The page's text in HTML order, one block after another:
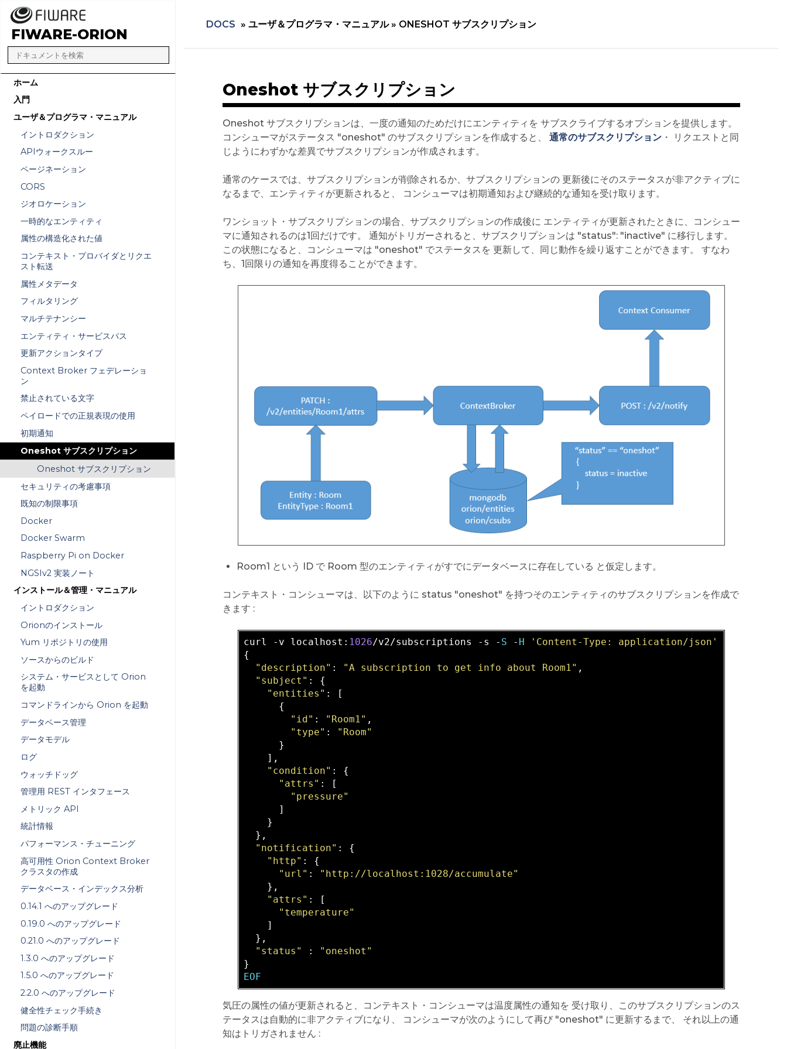
FIWARE-ORION
ホーム
入門
ユーザ＆プログラマ・マニュアル
イントロダクション
APIウォークスルー
ページネーション
CORS
ジオロケーション
一時的なエンティティ
属性の構造化された値
コンテキスト・プロバイダとリクエ
スト転送
属性メタデータ
フィルタリング
マルチテナンシー
エンティティ・サービスパス
更新アクションタイプ
Context Broker フェデレーショ
ン
禁止されている文字
ペイロードでの正規表現の使用
初期通知
Oneshot サブスクリプション
Oneshot サブスクリプション
セキュリティの考慮事項
既知の制限事項
Docker
Docker Swarm
Raspberry Pi on Docker
NGSIv2 実装ノート
インストール＆管理・マニュアル
イントロダクション
Orionのインストール
Yum リポジトリの使用
ソースからのビルド
システム・サービスとして Orion
を起動
コマンドラインから Orion を起動
データベース管理
データモデル
ログ
ウォッチドッグ
管理用 REST インタフェース
メトリック API
統計情報
パフォーマンス・チューニング
高可用性 Orion Context Broker
クラスタの作成
データベース・インデックス分析
0.14.1 へのアップグレード
0.19.0 へのアップグレード
0.21.0 へのアップグレード
1.3.0 へのアップグレード
1.5.0 へのアップグレード
2.2.0 へのアップグレード
健全性チェック手続き
問題の診断手順
廃止機能
DOCS » ユーザ＆プログラマ・マニュアル » ONESHOT サブスクリプション
Oneshot サブスクリプション
Oneshot サブスクリプションは、一度の通知のためだけにエンティティを サブスクライブするオプションを提供します。
コンシューマがステータス "oneshot" のサブスクリプションを作成すると、 通常のサブスクリプション・ リクエストと同
じようにわずかな差異でサブスクリプションが作成されます。
通常のケースでは、サブスクリプションが削除されるか、サブスクリプションの 更新後にそのステータスが非アクティブに
なるまで、エンティティが更新されると、 コンシューマは初期通知および継続的な通知を受け取ります。
ワンショット・サブスクリプションの場合、サブスクリプションの作成後に エンティティが更新されたときに、コンシュー
マに通知されるのは1回だけです。 通知がトリガーされると、サブスクリプションは "status": "inactive" に移行します。
この状態になると、コンシューマは "oneshot" でステータスを 更新して、同じ動作を繰り返すことができます。 すなわ
ち、1回限りの通知を再度得ることができます。
Room1 という ID で Room 型のエンティティがすでにデータベースに存在している と仮定します。
コンテキスト・コンシューマは、以下のように status "oneshot" を持つそのエンティティのサブスクリプションを作成で
きます :
curl - v localhost : 1026/v2/subscriptions - s - S - H 'Content-Type: application/json'
{
"description" : "A subscription to get info about Room1" ,
"subject" : {
"entities" : [
      {
"id" : "Room1" ,
"type" : "Room"
      }
    ],
"condition" : {
"attrs" : [
"pressure"
      ]
    }
  },
"notification" : {
"http" : {
"url" : "http://localhost:1028/accumulate"
    },
"attrs" : [
"temperature"
    ]
  },
"status"
: "oneshot"
EOF
気圧の属性の値が更新されると、コンテキスト・コンシューマは温度属性の通知を 受け取り、このサブスクリプションのス
テータスは自動的に非アクティブになり、 コンシューマが次のようにして再び "oneshot" に更新するまで、 それ以上の通
知はトリガされません :